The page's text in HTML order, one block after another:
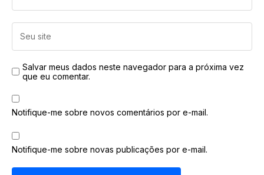
Salvar meus dados neste navegador para a próxima vez
que eu comentar.
Notifique-me sobre novos comentários por e-mail.
Notifique-me sobre novas publicações por e-mail.